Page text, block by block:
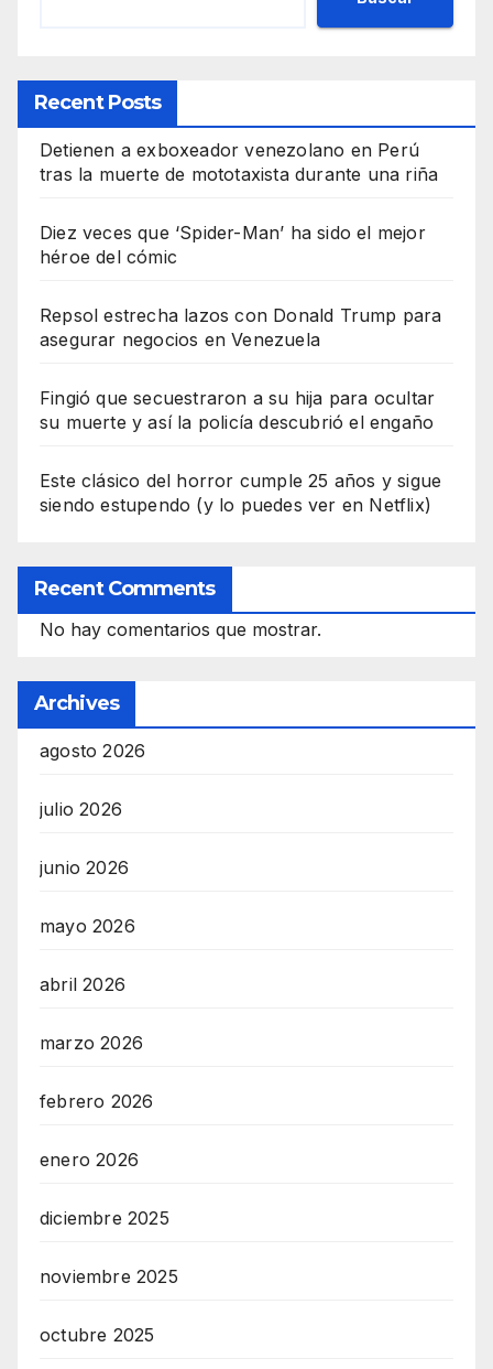
Recent Posts
Detienen a exboxeador venezolano en Perú
tras la muerte de mototaxista durante una riña
Diez veces que ‘Spider-Man’ ha sido el mejor
héroe del cómic
Repsol estrecha lazos con Donald Trump para
asegurar negocios en Venezuela
Fingió que secuestraron a su hija para ocultar
su muerte y así la policía descubrió el engaño
Este clásico del horror cumple 25 años y sigue
siendo estupendo (y lo puedes ver en Netflix)
Recent Comments
No hay comentarios que mostrar.
Archives
agosto 2026
julio 2026
junio 2026
mayo 2026
abril 2026
marzo 2026
febrero 2026
enero 2026
diciembre 2025
noviembre 2025
octubre 2025